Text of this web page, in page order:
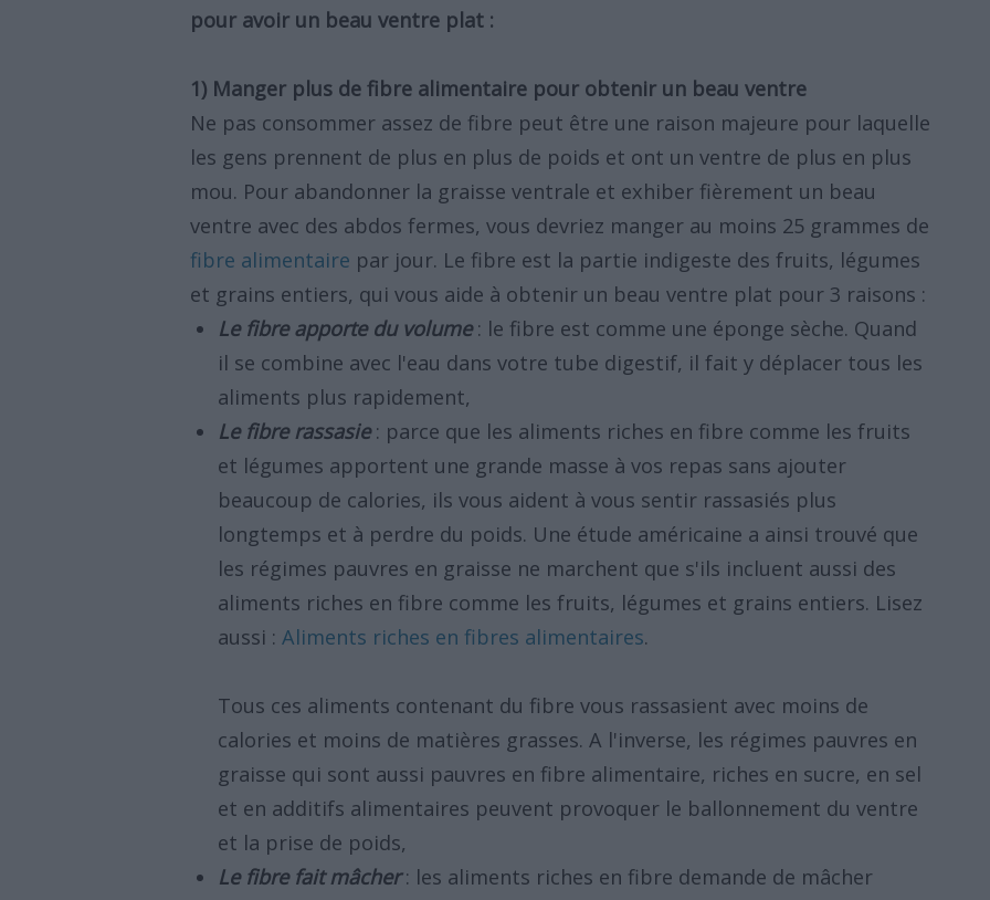
pour avoir un beau ventre plat :
1) Manger plus de fibre alimentaire pour obtenir un beau ventre
Ne pas consommer assez de fibre peut être une raison majeure pour laquelle
les gens prennent de plus en plus de poids et ont un ventre de plus en plus
mou. Pour abandonner la graisse ventrale et exhiber fièrement un beau
ventre avec des abdos fermes, vous devriez manger au moins 25 grammes de
fibre alimentaire par jour. Le fibre est la partie indigeste des fruits, légumes
et grains entiers, qui vous aide à obtenir un beau ventre plat pour 3 raisons :
Le fibre apporte du volume: le fibre est comme une éponge sèche. Quand
il se combine avec l'eau dans votre tube digestif, il fait y déplacer tous les
aliments plus rapidement,
Le fibre rassasie: parce que les aliments riches en fibre comme les fruits
et légumes apportent une grande masse à vos repas sans ajouter
beaucoup de calories, ils vous aident à vous sentir rassasiés plus
longtemps et à perdre du poids. Une étude américaine a ainsi trouvé que
les régimes pauvres en graisse ne marchent que s'ils incluent aussi des
aliments riches en fibre comme les fruits, légumes et grains entiers. Lisez
aussi : Aliments riches en fibres alimentaires.
Tous ces aliments contenant du fibre vous rassasient avec moins de
calories et moins de matières grasses. A l'inverse, les régimes pauvres en
graisse qui sont aussi pauvres en fibre alimentaire, riches en sucre, en sel
et en additifs alimentaires peuvent provoquer le ballonnement du ventre
et la prise de poids,
Le fibre fait mâcher: les aliments riches en fibre demande de mâcher